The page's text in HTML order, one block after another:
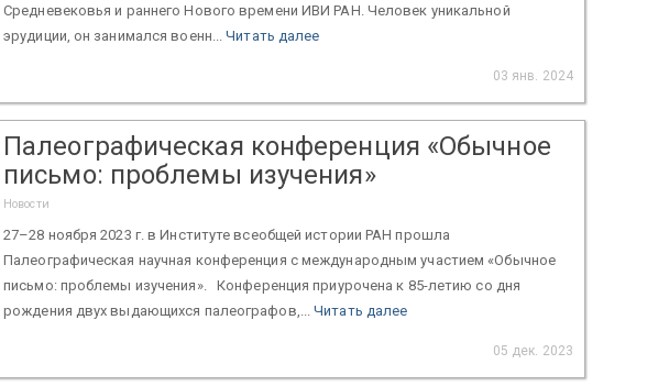
Средневековья и раннего Нового времени ИВИ РАН. Человек уникальной
эрудиции, он занимался военн...Читать далее
03 янв. 2024
Палеографическая конференция «Обычное
письмо: проблемы изучения»
Новости
27–28 ноября 2023 г. в Институте всеобщей истории РАН прошла
Палеографическая научная конференция с международным участием «Обычное
письмо: проблемы изучения». Конференция приурочена к 85-летию со дня
рождения двух выдающихся палеографов,...Читать далее
05 дек. 2023